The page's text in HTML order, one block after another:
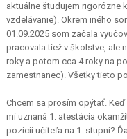
aktuálne študujem rigorózne
vzdelávanie). Okrem iného
01.09.2025 som začala
pracovala tiež v školstve, ale
roky a potom cca 4 roky na
zamestnanec). Všetky tieto
Chcem sa prosím opýtať.
mi uznaná 1. atestácia
pozícii učiteľa na 1. stupni?